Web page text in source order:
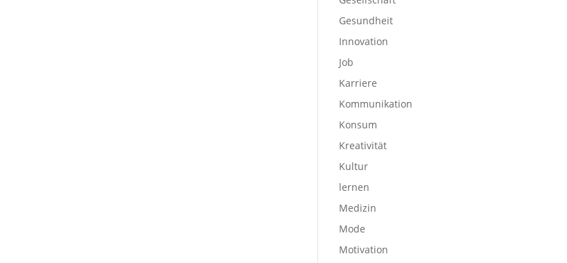
Gesundheit
Innovation
Job
Karriere
Kommunikation
Konsum
Kreativität
Kultur
lernen
Medizin
Mode
Motivation